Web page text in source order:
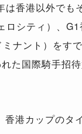
香港以外で
シティ）、
ナント）をす
た国際騎手招
港カップのタ